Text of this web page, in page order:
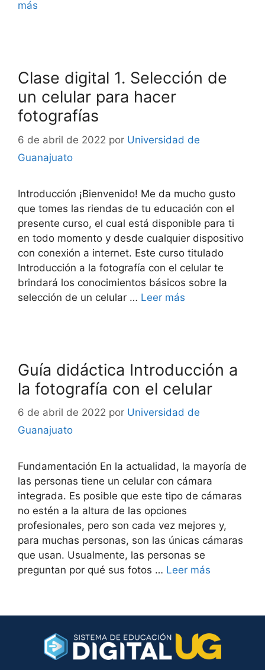
más
Clase digital 1. Selección de
un celular para hacer
fotografías
6 de abril de 2022 por Universidad de
Guanajuato
Introducción ¡Bienvenido! Me da mucho gusto
que tomes las riendas de tu educación con el
presente curso, el cual está disponible para ti
en todo momento y desde cualquier dispositivo
con conexión a internet. Este curso titulado
Introducción a la fotografía con el celular te
brindará los conocimientos básicos sobre la
selección de un celular … Leer más
Guía didáctica Introducción a
la fotografía con el celular
6 de abril de 2022 por Universidad de
Guanajuato
Fundamentación En la actualidad, la mayoría de
las personas tiene un celular con cámara
integrada. Es posible que este tipo de cámaras
no estén a la altura de las opciones
profesionales, pero son cada vez mejores y,
para muchas personas, son las únicas cámaras
que usan. Usualmente, las personas se
preguntan por qué sus fotos … Leer más